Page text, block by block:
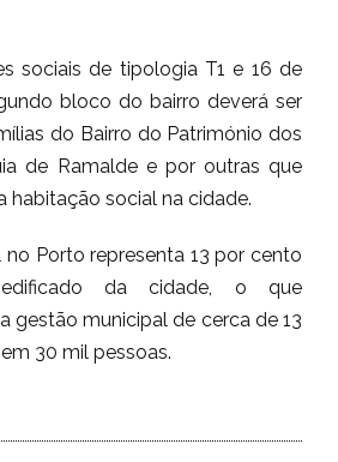
sociais de tipologia T1 e 16 de
bloco do bairro deverá ser
do Bairro do Património dos
de Ramalde e por outras que
habitação social na cidade.
Porto representa 13 por cento
da cidade, o que
gestão municipal de cerca de 13
30 mil pessoas.